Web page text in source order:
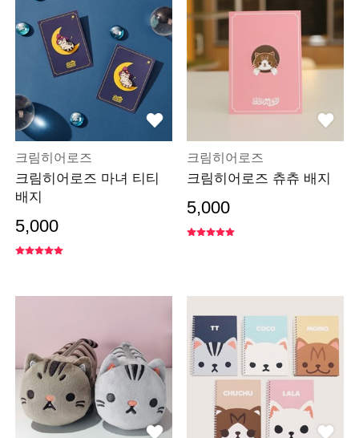
크림히어로즈
크림히어로즈 마녀 티티
배지
5,000
크림히어로즈
크림히어로즈 츄츄 배지
5,000